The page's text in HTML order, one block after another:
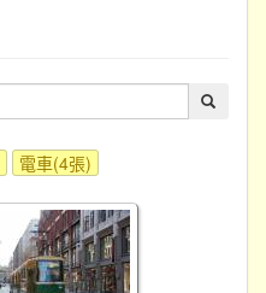
電車(4張)